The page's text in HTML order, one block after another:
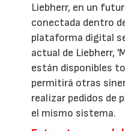
Liebherr, en un
conectada dentro
plataforma digital
actual de Liebherr,
están disponibles
permitirá otras
realizar pedidos de
el mismo sistema.